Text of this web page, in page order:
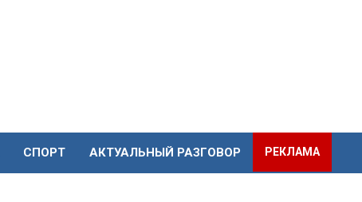
СПОРТ АКТУАЛЬНЫЙ РАЗГОВОР РЕКЛАМА